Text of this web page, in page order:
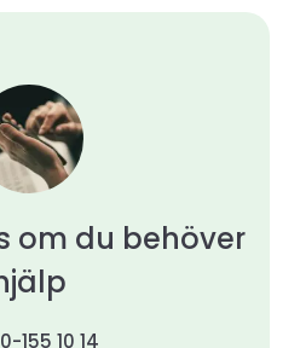
om du behöver
155 10 14